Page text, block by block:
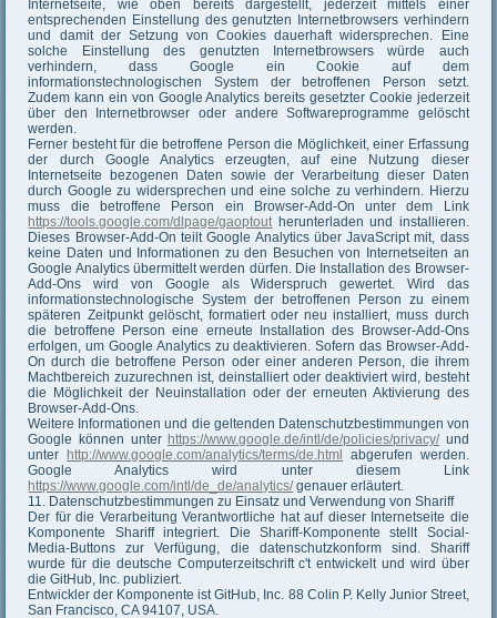
Internetseite, wie oben bereits dargestellt, jederzeit mittels einer
entsprechenden Einstellung des genutzten Internetbrowsers verhindern
und damit der Setzung von Cookies dauerhaft widersprechen. Eine
solche Einstellung des genutzten Internetbrowsers würde auch
verhindern, dass Google ein Cookie auf dem
informationstechnologischen System der betroffenen Person setzt.
Zudem kann ein von Google Analytics bereits gesetzter Cookie jederzeit
über den Internetbrowser oder andere Softwareprogramme gelöscht
werden.
Ferner besteht für die betroffene Person die Möglichkeit, einer Erfassung
der durch Google Analytics erzeugten, auf eine Nutzung dieser
Internetseite bezogenen Daten sowie der Verarbeitung dieser Daten
durch Google zu widersprechen und eine solche zu verhindern. Hierzu
muss die betroffene Person ein Browser-Add-On unter dem Link
https://tools.google.com/dlpage/gaoptoutherunterladen und installieren.
Dieses Browser-Add-On teilt Google Analytics über JavaScript mit, dass
keine Daten und Informationen zu den Besuchen von Internetseiten an
Google Analytics übermittelt werden dürfen. Die Installation des Browser-
Add-Ons wird von Google als Widerspruch gewertet. Wird das
informationstechnologische System der betroffenen Person zu einem
späteren Zeitpunkt gelöscht, formatiert oder neu installiert, muss durch
die betroffene Person eine erneute Installation des Browser-Add-Ons
erfolgen, um Google Analytics zu deaktivieren. Sofern das Browser-Add-
On durch die betroffene Person oder einer anderen Person, die ihrem
Machtbereich zuzurechnen ist, deinstalliert oder deaktiviert wird, besteht
die Möglichkeit der Neuinstallation oder der erneuten Aktivierung des
Browser-Add-Ons.
Weitere Informationen und die geltenden Datenschutzbestimmungen von
Google können unter https://www.google.de/intl/de/policies/privacy/und
unter
http://www.google.com/analytics/terms/de.html
abgerufen werden.
Google Analytics wird unter diesem Link
https://www.google.com/intl/de_de/analytics/genauer erläutert.
11. Datenschutzbestimmungen zu Einsatz und Verwendung von Shariff
Der für die Verarbeitung Verantwortliche hat auf dieser Internetseite die
Komponente Shariff integriert. Die Shariff-Komponente stellt Social-
Media-Buttons zur Verfügung, die datenschutzkonform sind. Shariff
wurde für die deutsche Computerzeitschrift c't entwickelt und wird über
die GitHub, Inc. publiziert.
Entwickler der Komponente ist GitHub, Inc. 88 Colin P. Kelly Junior Street,
San Francisco, CA 94107, USA.